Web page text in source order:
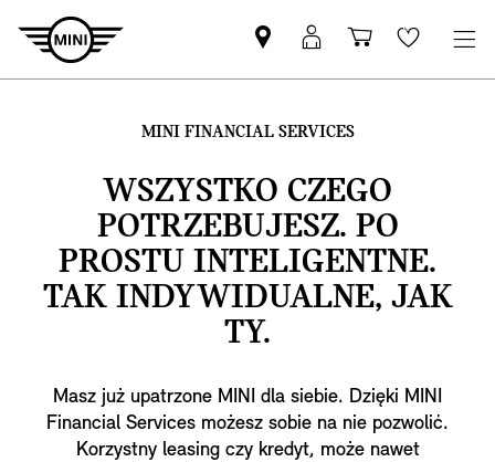
Znajdź
Partnera
Logowanie
MyMini
KoszykWishlist
MINI FINANCIAL SERVICES
WSZYSTKO CZEGO
POTRZEBUJESZ. PO
PROSTU INTELIGENTNE.
TAK INDYWIDUALNE, JAK
TY.
Masz już upatrzone MINI dla siebie. Dzięki MINI
Financial Services możesz sobie na nie pozwolić.
Korzystny leasing czy kredyt, może nawet